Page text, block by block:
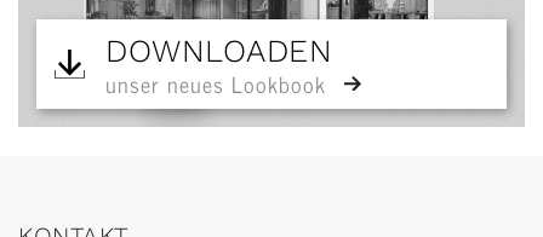
DOWNLOADEN
unser neues Lookbook